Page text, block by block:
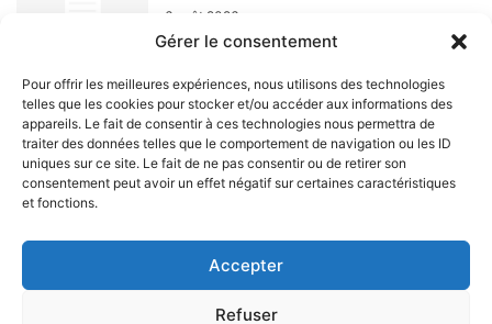
Gérer le consentement
Pour offrir les meilleures expériences, nous utilisons des technologies
telles que les cookies pour stocker et/ou accéder aux informations des
appareils. Le fait de consentir à ces technologies nous permettra de
traiter des données telles que le comportement de navigation ou les ID
uniques sur ce site. Le fait de ne pas consentir ou de retirer son
consentement peut avoir un effet négatif sur certaines caractéristiques
et fonctions.
Accepter
Refuser
6 août 2026
À PROPOS
SUIVEZ NOUS